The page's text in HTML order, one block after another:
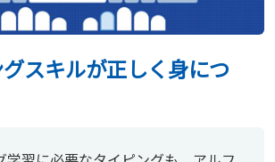
スキルが正しく身につ